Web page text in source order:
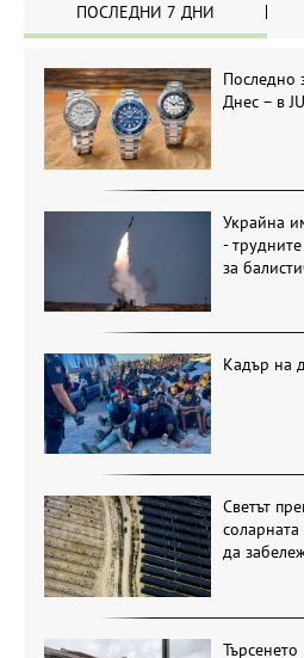
ПОСЛЕДНИ 7 ДНИ
Последно
Днес – в
Украйна
-
за
Кадър на
Светът
да